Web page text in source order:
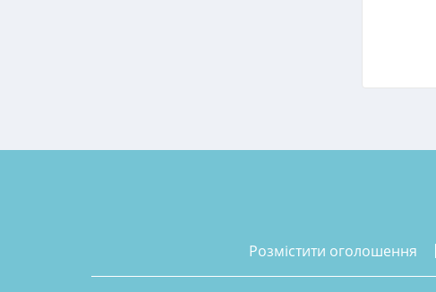
розмістити оголошення